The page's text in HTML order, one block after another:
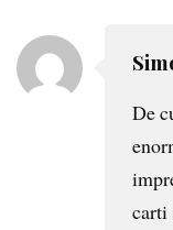
De
carti